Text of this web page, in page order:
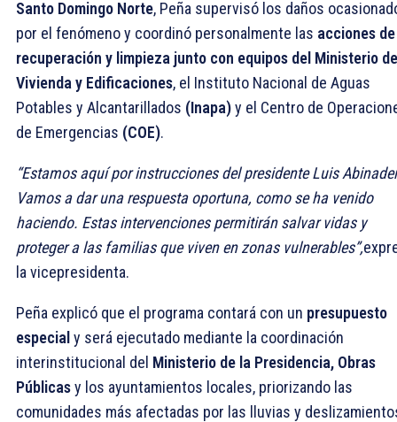
Santo Domingo Norte, Peña supervisó los daños
por el fenómeno y coordinó personalmente las acciones de
recuperación y limpieza junto con equipos del Ministerio
Vivienda y Edificaciones, el Instituto Nacional de Aguas
Potables y Alcantarillados (Inapa)y el Centro de
de Emergencias (COE).
“Estamos aquí por instrucciones del presidente Luis
Vamos a dar una respuesta oportuna, como se ha venido
haciendo. Estas intervenciones permitirán salvar vidas y
proteger a las familias que viven en zonas vulnerables”,
la vicepresidenta.
Peña explicó que el programa contará con un presupuesto
especialy será ejecutado mediante la coordinación
interinstitucional del Ministerio de la Presidencia, Obras
Públicasy los ayuntamientos locales, priorizando las
comunidades más afectadas por las lluvias y